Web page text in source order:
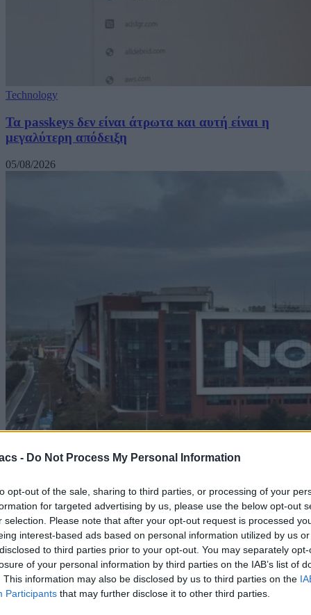
- Do Not Process My Personal Information
opt-out of the sale, sharing to third parties, or processing of your
for targeted advertising by us, please use the below opt-out
selection. Please note that after your opt-out request is processed
interest-based ads based on personal information utilized by us
to third parties prior to your opt-out. You may separately
of your personal information by third parties on the IAB’s list of
This information may also be disclosed by us to third parties on the
Participants that may further disclose it to other third parties.
Technology
Τα passkeys δεν είναι άτρωτα και αυτή είναι η
μεγαλύτερη απόδειξη
05/08/2026
Technology
H Nova ανακοινώνει επίσημα το νέο χάρτη
ταχυτήτων κινητής
05/08/2026